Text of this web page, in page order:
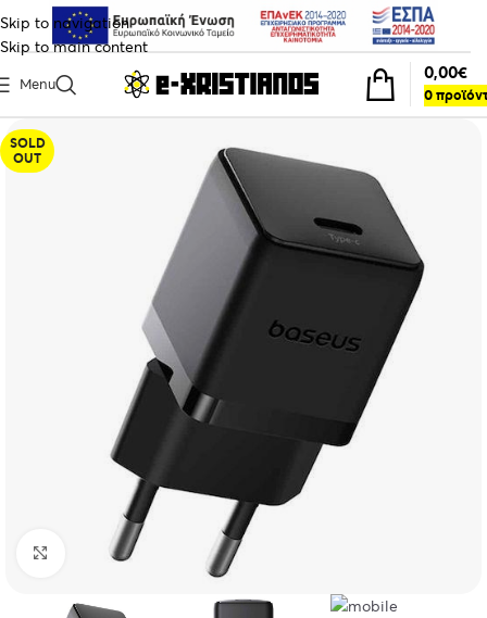
Skip to navigation
Skip to main content
Menu
0
0,00€
SOLD
OUT
Click to enlarge